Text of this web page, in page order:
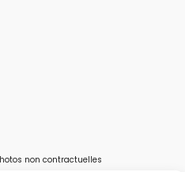
non contractuelles